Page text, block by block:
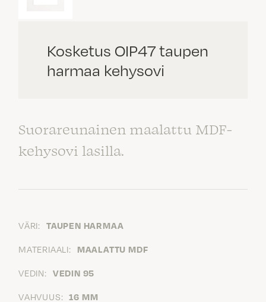
Kosketus OIP47 taupen
harmaa kehysovi
Suorareunainen maalattu MDF-
kehysovi lasilla.
VÄRI: TAUPEN HARMAA
MATERIAALI: MAALATTU MDF
VEDIN: VEDIN 95
VAHVUUS: 16 MM